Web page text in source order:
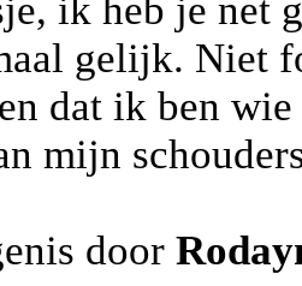
ik heb je net
gelijk. Niet
dat ik ben
mijn
door